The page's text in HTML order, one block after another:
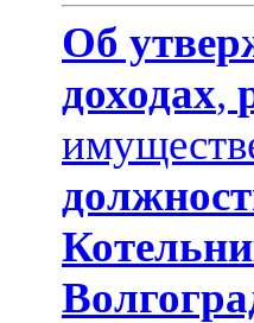
Об
доходах,